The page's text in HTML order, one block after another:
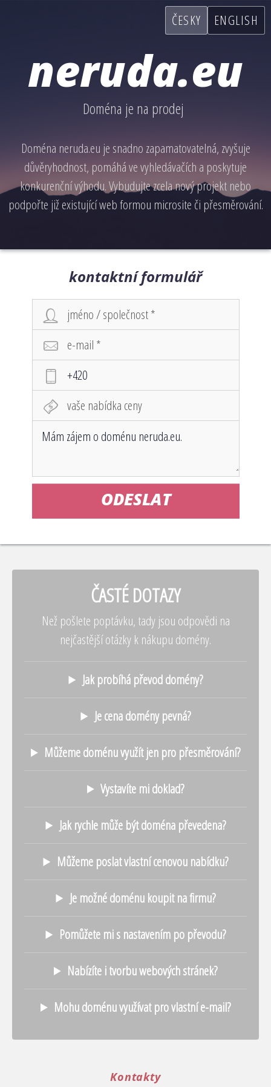
ČESKY ENGLISH
neruda.eu
Doména je na prodej
Doména neruda.eu je snadno zapamatovatelná, zvyšuje
důvěryhodnost, pomáhá ve vyhledávačích a poskytuje
konkurenční výhodu. Vybudujte zcela nový projekt nebo
podpořte již existující web formou microsite či přesměrování.
kontaktní formulář
ODESLAT
ČASTÉ DOTAZY
Než pošlete poptávku, tady jsou odpovědi na
nejčastější otázky k nákupu domény.
Jak probíhá převod domény?
Je cena domény pevná?
Můžeme doménu využít jen pro přesměrování?
Vystavíte mi doklad?
Jak rychle může být doména převedena?
Můžeme poslat vlastní cenovou nabídku?
Je možné doménu koupit na firmu?
Pomůžete mi s nastavením po převodu?
Nabízíte i tvorbu webových stránek?
Mohu doménu využívat pro vlastní e-mail?
Kontakty